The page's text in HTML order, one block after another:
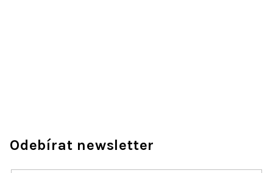
Odebírat newsletter